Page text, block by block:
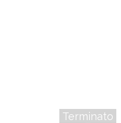
Terminato